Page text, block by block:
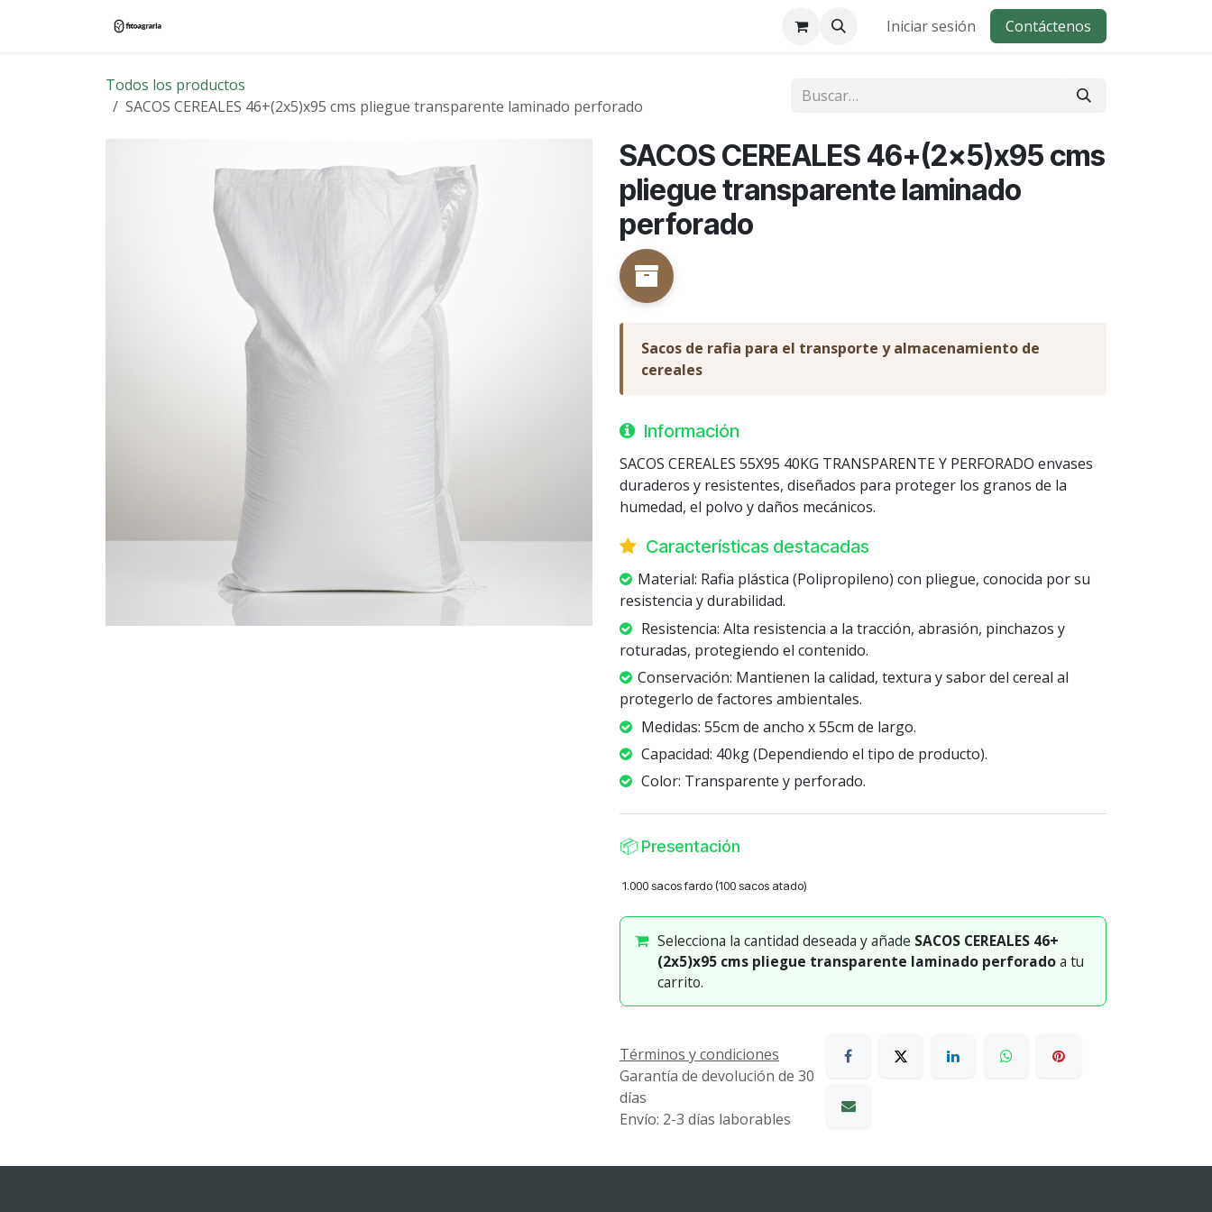
Iniciar sesión Contáctenos
Todos los productos
SACOS CEREALES 46+(2x5)x95 cms pliegue transparente laminado perforado
SACOS CEREALES 46+(2x5)x95 cms
pliegue transparente laminado
perforado
Sacos de rafia para el transporte y almacenamiento de
cereales
Información
SACOS CEREALES 55X95 40KG TRANSPARENTE Y PERFORADO envases
duraderos y resistentes, diseñados para proteger los granos de la
humedad, el polvo y daños mecánicos.
Características destacadas
Material: Rafia plástica (Polipropileno) con pliegue, conocida por su
resistencia y durabilidad.
Resistencia: Alta resistencia a la tracción, abrasión, pinchazos y
roturadas, protegiendo el contenido.
Conservación: Mantienen la calidad, textura y sabor del cereal al
protegerlo de factores ambientales.
Medidas: 55cm de ancho x 55cm de largo.
Capacidad: 40kg (Dependiendo el tipo de producto).
Color: Transparente y perforado.
📦 Presentación
1.000 sacos fardo (100 sacos atado)
Selecciona la cantidad deseada y añade SACOS CEREALES 46+
(2x5)x95 cms pliegue transparente laminado perforadoa tu
carrito.
Términos y condiciones
Garantía de devolución de 30
días
Envío: 2-3 días laborables